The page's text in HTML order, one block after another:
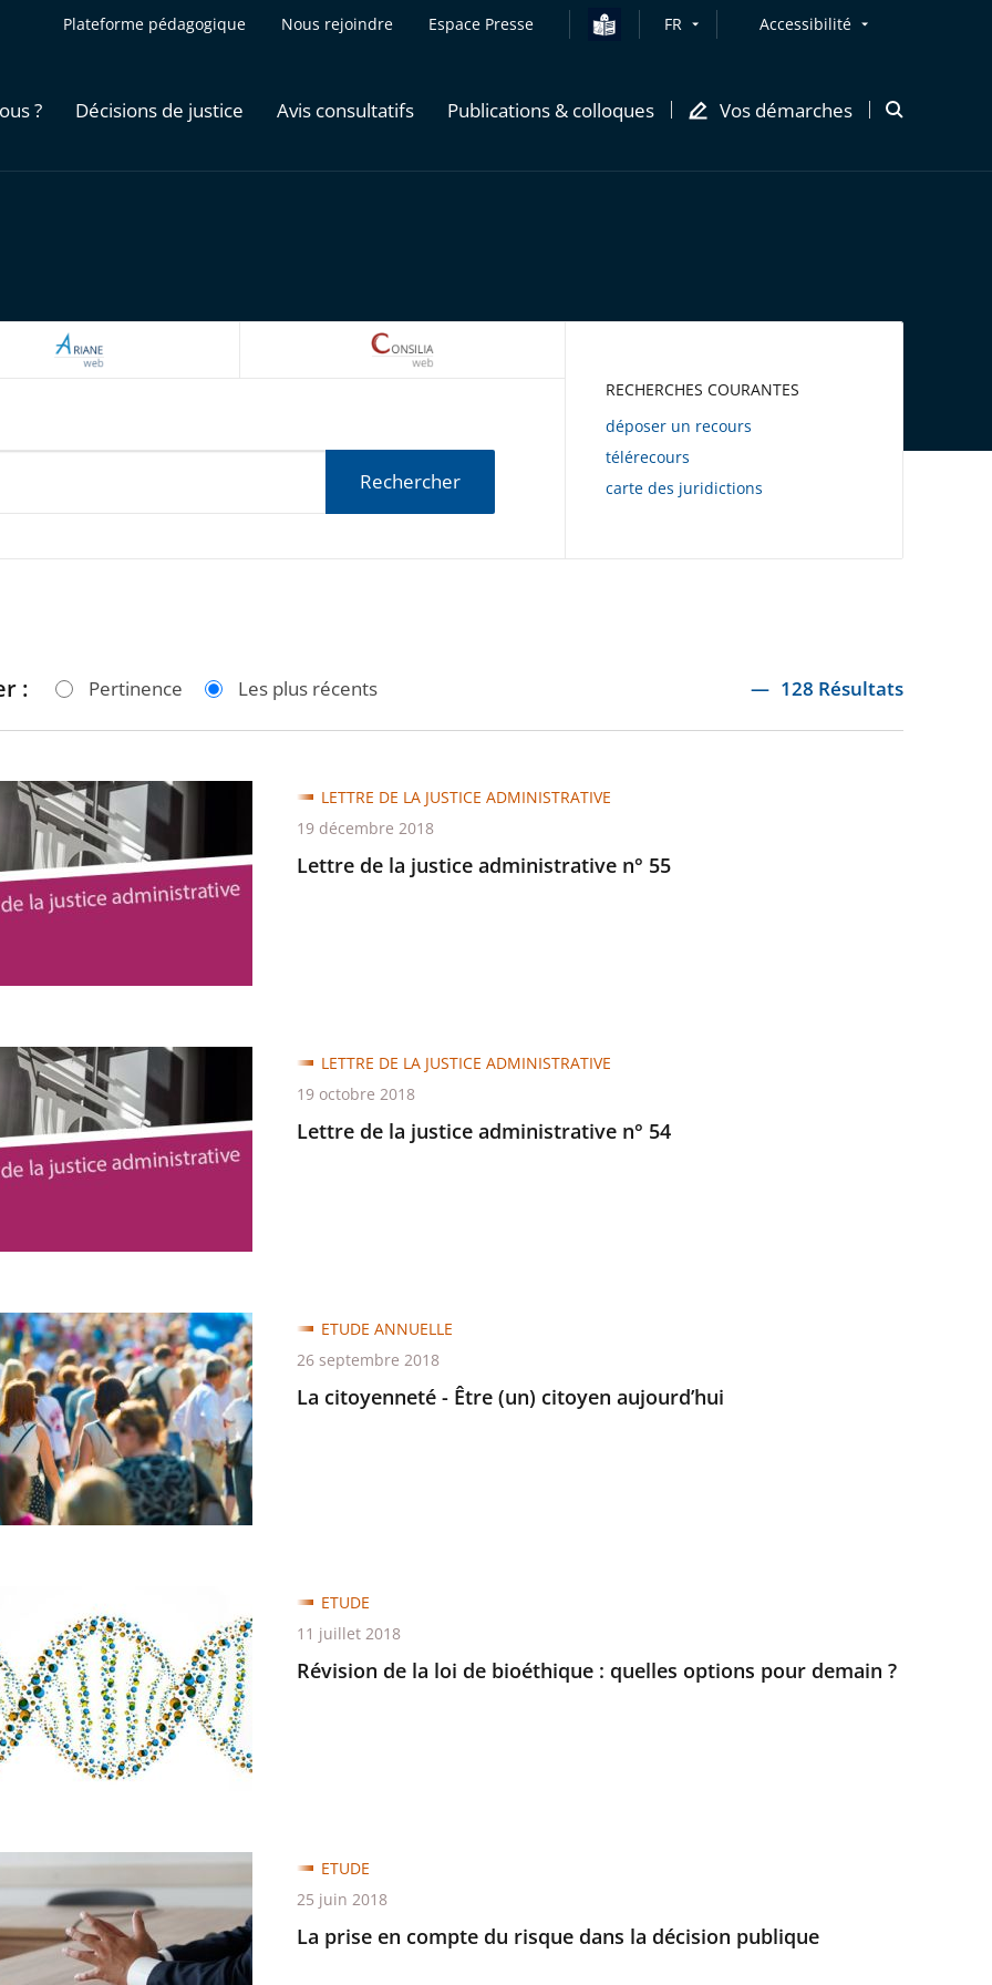
Plateforme pédagogique Nous rejoindre Espace Presse FR Accessibilité
? Décisions de justice Avis consultatifs Publications & colloques Vos démarches
Ouvrir
ARIANEWEB
Rechercher
RECHERCHES COURANTES
déposer un recours
télérecours
carte des juridictions
: Pertinence Les plus récents 128 Résultats
Lettre de la justice administrative n° 55
LETTRE DE LA JUSTICE ADMINISTRATIVE
19 décembre 2018
Lettre de la justice administrative n° 54
LETTRE DE LA JUSTICE ADMINISTRATIVE
19 octobre 2018
La citoyenneté - Être (un) citoyen aujourd’hui
ETUDE ANNUELLE
26 septembre 2018
Révision de la loi de bioéthique : quelles options pour demain ?
ETUDE
11 juillet 2018
La prise en compte du risque dans la décision publique
ETUDE
25 juin 2018